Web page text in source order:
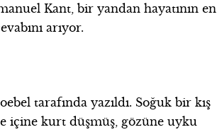
Kant, bir yandan hayatının en
arıyor.
tarafında yazıldı. Soğuk bir kış
içine kurt düşmüş, gözüne uyku